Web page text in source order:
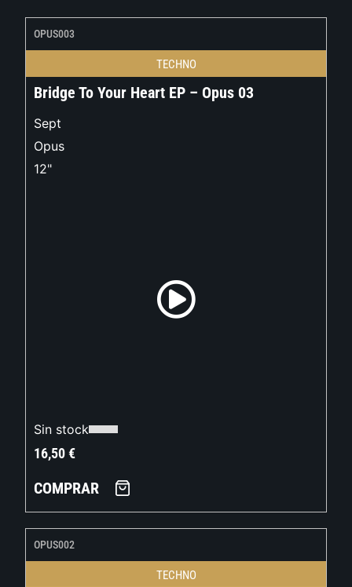
OPUS003
TECHNO
Bridge To Your Heart EP – Opus 03
Sept
Opus
12"
Sin stock
16,50€
COMPRAR
OPUS002
TECHNO